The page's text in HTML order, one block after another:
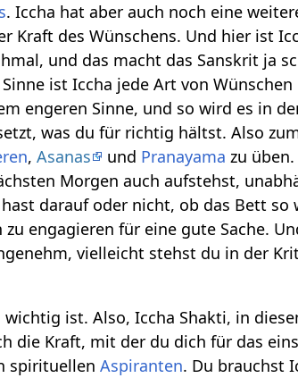
. Iccha hat aber auch noch eine
Kraft des Wünschens. Und hier ist
und das macht das Sanskrit ja
ist Iccha jede Art von
engeren Sinne, und so wird es in
was du für richtig hältst. Also
,Asanas und Pranayama zu
Morgen auch aufstehst,
hast darauf oder nicht, ob das Bett
engagieren für eine gute Sache.
vielleicht stehst du in der
ist. Also, Iccha Shakti, in
die Kraft, mit der du dich für das
spirituellenAspiranten. Du brauchst